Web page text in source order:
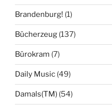
Brandenburg! (1)
Bücherzeug (137)
Bürokram (7)
Daily Music (49)
Damals(TM) (54)